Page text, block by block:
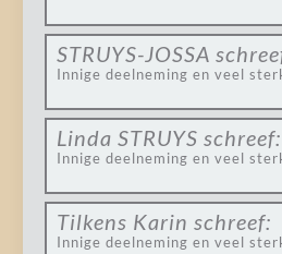
STRUYS-JOSSA
Innige deelneming en veel
Linda STRUYS schreef:
Innige deelneming en veel
Tilkens Karin schreef:
Innige deelneming en veel